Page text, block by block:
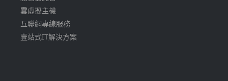
雲虛擬主機
互聯網專線服務
壹站式IT解決方案